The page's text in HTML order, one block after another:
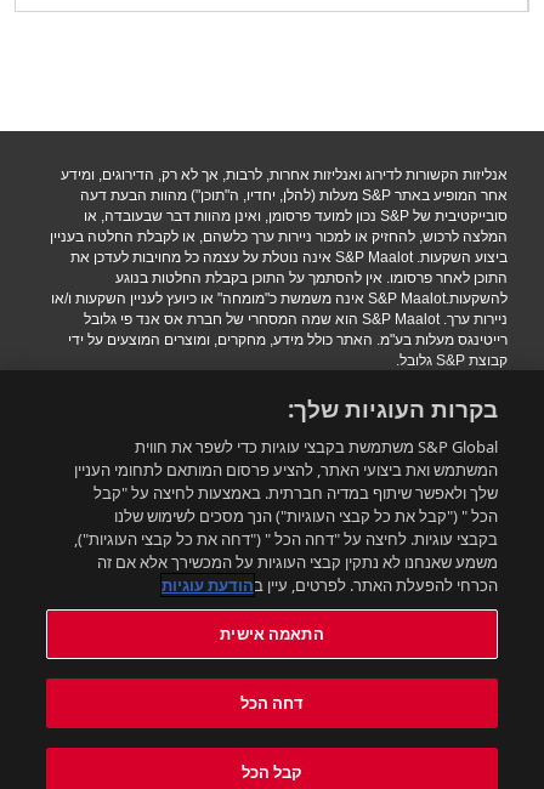
עדכון תנאי השימוש:
תנאי השימוש באתר עודכנו. ניתן למצוא את התנאים המעודכנים בלינק הבא:
. בשימושך באתר לאחר מועד העדכון את/ה מאשר/ת
ומקבל את התנאים המעודכנים
אישור
אנליזות הקשורות לדירוג ואנליזות אחרות, לרבות, אך לא רק, הדירוגים, ומידע
אחר המופיע באתר S&P מעלות (להלן, יחדיו, ה"תוכן") מהוות הבעת דעה
סובייקטיבית של S&P נכון למועד פרסומן, ואינן מהוות דבר שבעובדה, או
המלצה לרכוש, להחזיק או למכור ניירות ערך כלשהם, או לקבלת החלטה בעניין
ביצוע השקעות. S&P Maalot אינה נוטלת על עצמה כל מחויבות לעדכן את
התוכן לאחר פרסומו. אין להסתמך על התוכן בקבלת החלטות בנוגע
להשקעות.S&P Maalot אינה משמשת כ"מומחה" או כיועץ לעניין השקעות ו/או
ניירות ערך. S&P Maalot הוא שמה המסחרי של חברת אס אנד פי גלובל
רייטינגס מעלות בע"מ. האתר כולל מידע, מחקרים, ומוצרים המוצעים על ידי
קבוצת S&P גלובל.
.Copyright 2016 S&P Maalot a subsidiary of S&P Global. All rights
reserved
רוצים להישאר מעודכנים?
התאמה אישית
בקרות העוגיות שלך:
S&P Global משתמשת בקבצי עוגיות כדי לשפר את חווית
המשתמש ואת ביצועי האתר, להציע פרסום המותאם לתחומי העניין
שלך ולאפשר שיתוף במדיה חברתית. באמצעות לחיצה על "קבל
הכל " ("קבל את כל קבצי העוגיות") הנך מסכים לשימוש שלנו
בקבצי עוגיות. לחיצה על "דחה הכל " ("דחה את כל קבצי העוגיות"),
משמע שאנחנו לא נתקין קבצי העוגיות על המכשירך אלא אם זה
הכרחי להפעלת האתר. לפרטים, עיין בהודעת עוגיות
התאמה אישית
דחה הכל
קבל הכל